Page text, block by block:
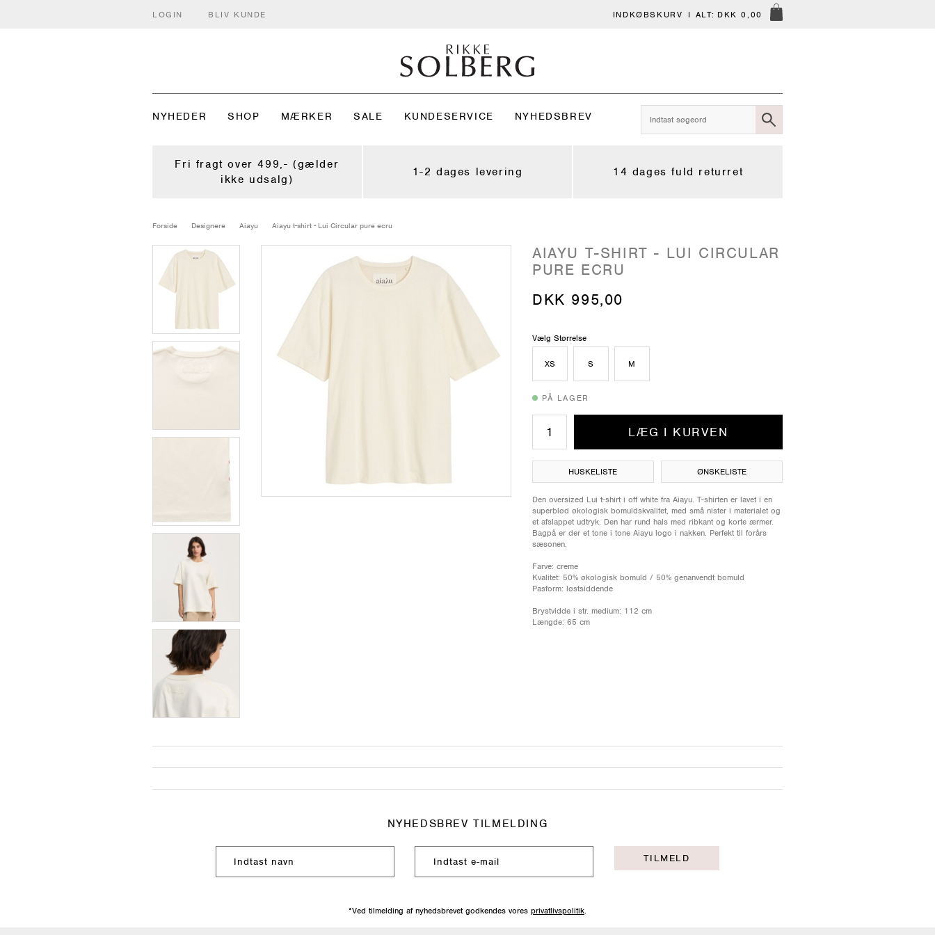
LOGIN BLIV KUNDE INDKØBSKURV I ALT: DKK 0,00
NYHEDER SHOP MÆRKER SALE KUNDESERVICE NYHEDSBREV
Fri fragt over 499,- (gælder
ikke udsalg)
1-2 dages levering 14 dages fuld returret
Forside Designere Aiayu Aiayu t-shirt - Lui Circular pure ecru
AIAYU T-SHIRT - LUI CIRCULAR
PURE ECRU
DKK 995,00
Vælg Størrelse
XS S M
PÅ LAGER
LÆG I KURVEN
HUSKELISTE ØNSKELISTE
Den oversized Lui t-shirt i off white fra Aiayu. T-shirten er lavet i en
superblød økologisk bomuldskvalitet, med små nister i materialet og
et afslappet udtryk. Den har rund hals med ribkant og korte ærmer.
Bagpå er der et tone i tone Aiayu logo i nakken. Perfekt til forårs
sæsonen.
Farve: creme
Kvalitet: 50% økologisk bomuld / 50% genanvendt bomuld
Pasform: løstsiddende
Brystvidde i str. medium: 112 cm
Længde: 65 cm
NYHEDSBREV TILMELDING
TILMELD
*Ved tilmelding af nyhedsbrevet godkendes vores privatlivspolitik.